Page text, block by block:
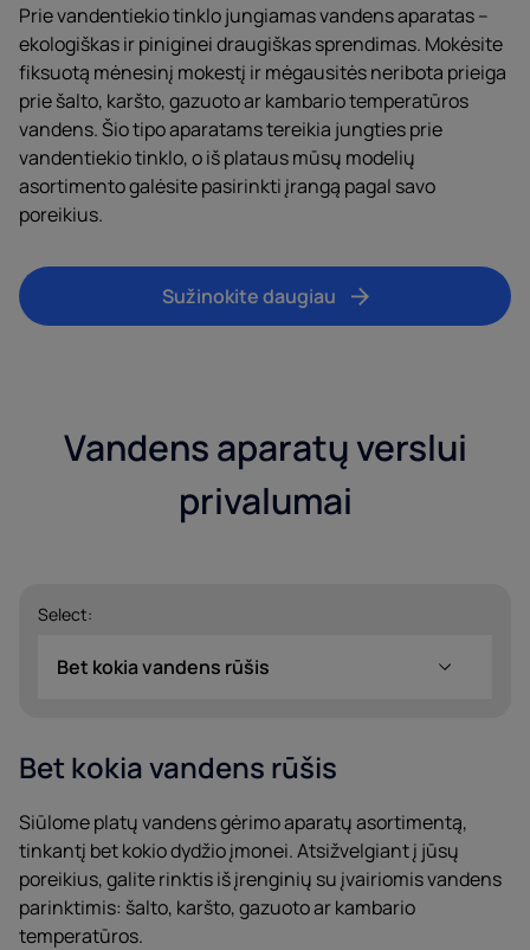
Prie vandentiekio tinklo jungiamas vandens aparatas –
ekologiškas ir piniginei draugiškas sprendimas. Mokėsite
fiksuotą mėnesinį mokestį ir mėgausitės neribota prieiga
prie šalto, karšto, gazuoto ar kambario temperatūros
vandens. Šio tipo aparatams tereikia jungties prie
vandentiekio tinklo, o iš plataus mūsų modelių
asortimento galėsite pasirinkti įrangą pagal savo
poreikius.
Sužinokite daugiau
Vandens aparatų verslui
privalumai
Select:
Bet kokia vandens rūšis
Bet kokia vandens rūšis
Siūlome platų vandens gėrimo aparatų asortimentą,
tinkantį bet kokio dydžio įmonei. Atsižvelgiant į jūsų
poreikius, galite rinktis iš įrenginių su įvairiomis vandens
parinktimis: šalto, karšto, gazuoto ar kambario
temperatūros.